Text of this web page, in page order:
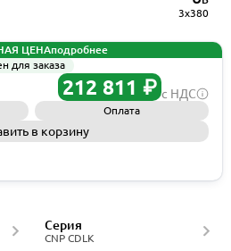
3x380
ЦЕНАподробнее
для заказа
212 811 ₽ с НДС
Оплата
в корзину
CNP CDLK
Серия